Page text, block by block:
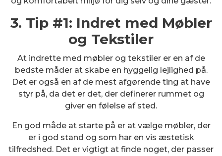
3. Tip #1: Indret med Møbler
og Tekstiler
At indrette med møbler og tekstiler er en af de
bedste måder at skabe en hyggelig lejlighed på.
Det er også en af de mest afgørende ting at have
styr på, da det er det, der definerer rummet og
giver en følelse af sted.
En god måde at starte på er at vælge møbler, der
er i god stand og som har en vis æstetisk
tilfredshed. Det er vigtigt at finde noget, der passer